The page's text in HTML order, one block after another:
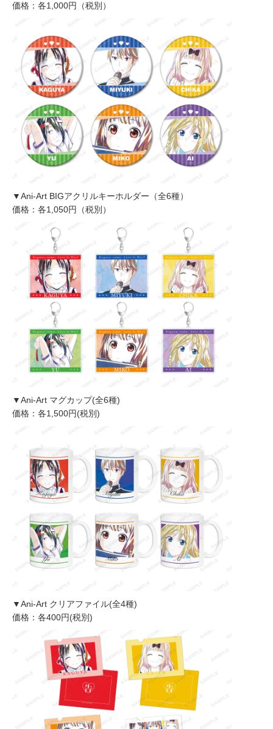
価格：各1,000円（税別）
▼Ani-Art BIGアクリルキーホルダー（全6種）
価格：各1,050円（税別）
▼Ani-Art マグカップ(全6種)
価格：各1,500円(税別)
▼Ani-Art クリアファイル(全4種)
価格：各400円(税別)